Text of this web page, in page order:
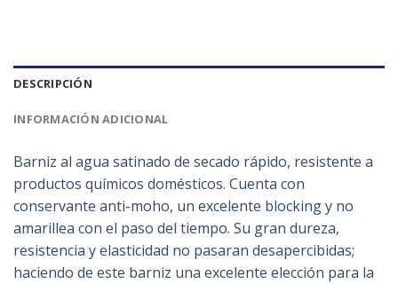
DESCRIPCIÓN
INFORMACIÓN ADICIONAL
Barniz al agua satinado de secado rápido, resistente a
productos químicos domésticos. Cuenta con
conservante anti-moho, un excelente blocking y no
amarillea con el paso del tiempo. Su gran dureza,
resistencia y elasticidad no pasaran desapercibidas;
haciendo de este barniz una excelente elección para la